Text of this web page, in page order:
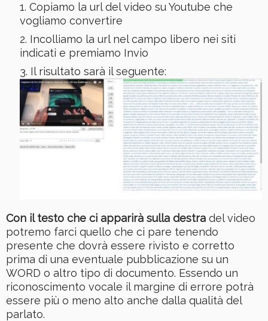
Copiamo la url del video su Youtube che
vogliamo convertire
Incolliamo la url nel campo libero nei siti
indicati e premiamo Invio
Il risultato sarà il seguente:
Con il testo che ci apparirà sulla destra del video
potremo farci quello che ci pare tenendo
presente che dovrà essere rivisto e corretto
prima di una eventuale pubblicazione su un
WORD o altro tipo di documento. Essendo un
riconoscimento vocale il margine di errore potrà
essere più o meno alto anche dalla qualità del
parlato.